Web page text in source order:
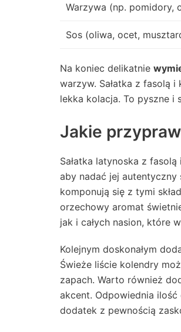
Warzywa (np. pomidory,
Sos (oliwa, ocet,
Na koniec delikatnie
warzyw. Sałatka z fasolą
lekka kolacja. To pyszne i
Jakie
Sałatka latynoska z
aby nadać jej
komponują się z tymi
orzechowy aromat
jak i całych nasion, które
Kolejnym doskonałym
Świeże liście kolendry
zapach. Warto również
akcent. Odpowiednia
dodatek z pewnością